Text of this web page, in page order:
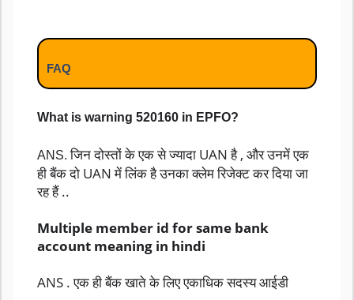
FAQ
What is warning 520160 in EPFO?
ANS.जिन दोस्तों के एक से ज्यादा UAN है , और उनमें एक
ही बैंक दो UAN में लिंक है उनका क्लेम रिजेक्ट कर दिया जा
रह हैं ..
Multiple member id for same bank
account meaning in hindi
ANS . एक ही बैंक खाते के लिए एकाधिक सदस्य आईडी